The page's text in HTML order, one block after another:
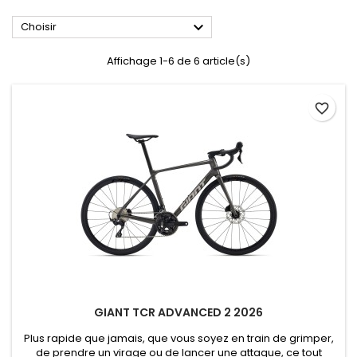
Choisir 
Affichage 1-6 de 6 article(s)
GIANT TCR ADVANCED 2 2026
Plus rapide que jamais, que vous soyez en train de grimper,
de prendre un virage ou de lancer une attaque, ce tout
favorite_border